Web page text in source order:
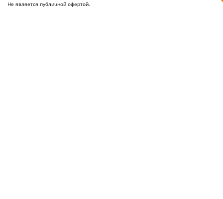
Не является публичной офертой.